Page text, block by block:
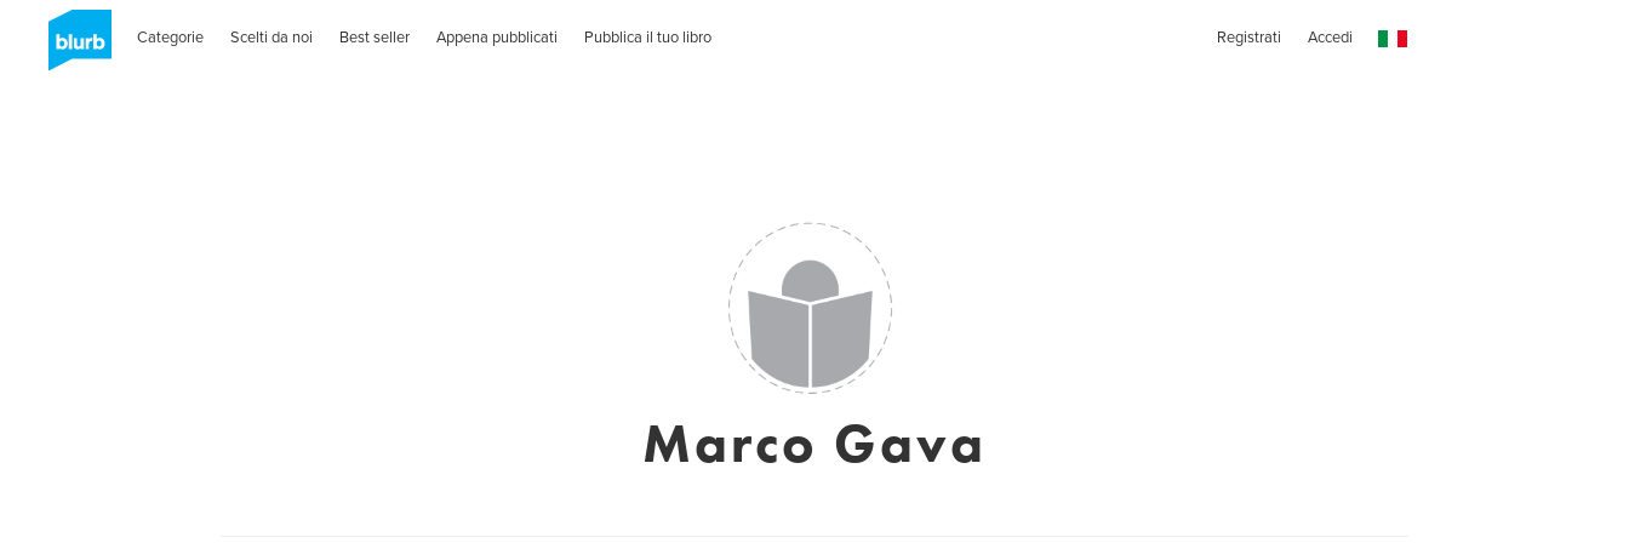
Categorie Scelti da noi Best seller Appena pubblicati Pubblica il tuo libro Registrati Accedi
Marco Gava